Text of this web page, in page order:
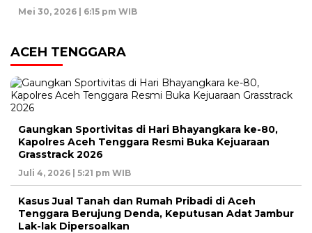
Mei 30, 2026 | 6:15 pm WIB
ACEH TENGGARA
Gaungkan Sportivitas di Hari Bhayangkara ke-80,
Kapolres Aceh Tenggara Resmi Buka Kejuaraan
Grasstrack 2026
Juli 4, 2026 | 5:21 pm WIB
Kasus Jual Tanah dan Rumah Pribadi di Aceh
Tenggara Berujung Denda, Keputusan Adat Jambur
Lak-lak Dipersoalkan